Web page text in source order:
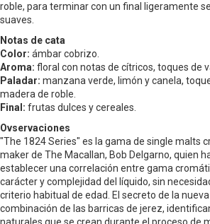
roble, para terminar con un final ligeramente
suaves.
Notas de cata
Color: ámbar cobrizo.
Aroma: floral con notas de cítricos, toques de
Paladar: manzana verde, limón y canela,
madera de roble.
Final: frutas dulces y cereales.
Ovservaciones
"The 1824 Series" es la gama de single malts
maker de The Macallan, Bob Delgarno, quien
establecer una correlación entre gama
carácter y complejidad del líquido, sin
criterio habitual de edad. El secreto de la
combinación de las barricas de jerez,